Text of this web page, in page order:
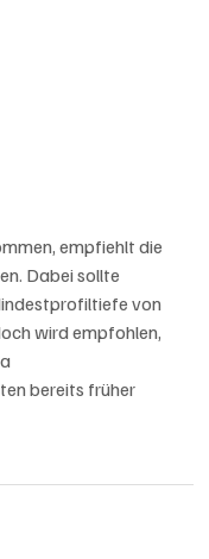
empfiehlt die
Dabei sollte
von
wird empfohlen,
bereits früher